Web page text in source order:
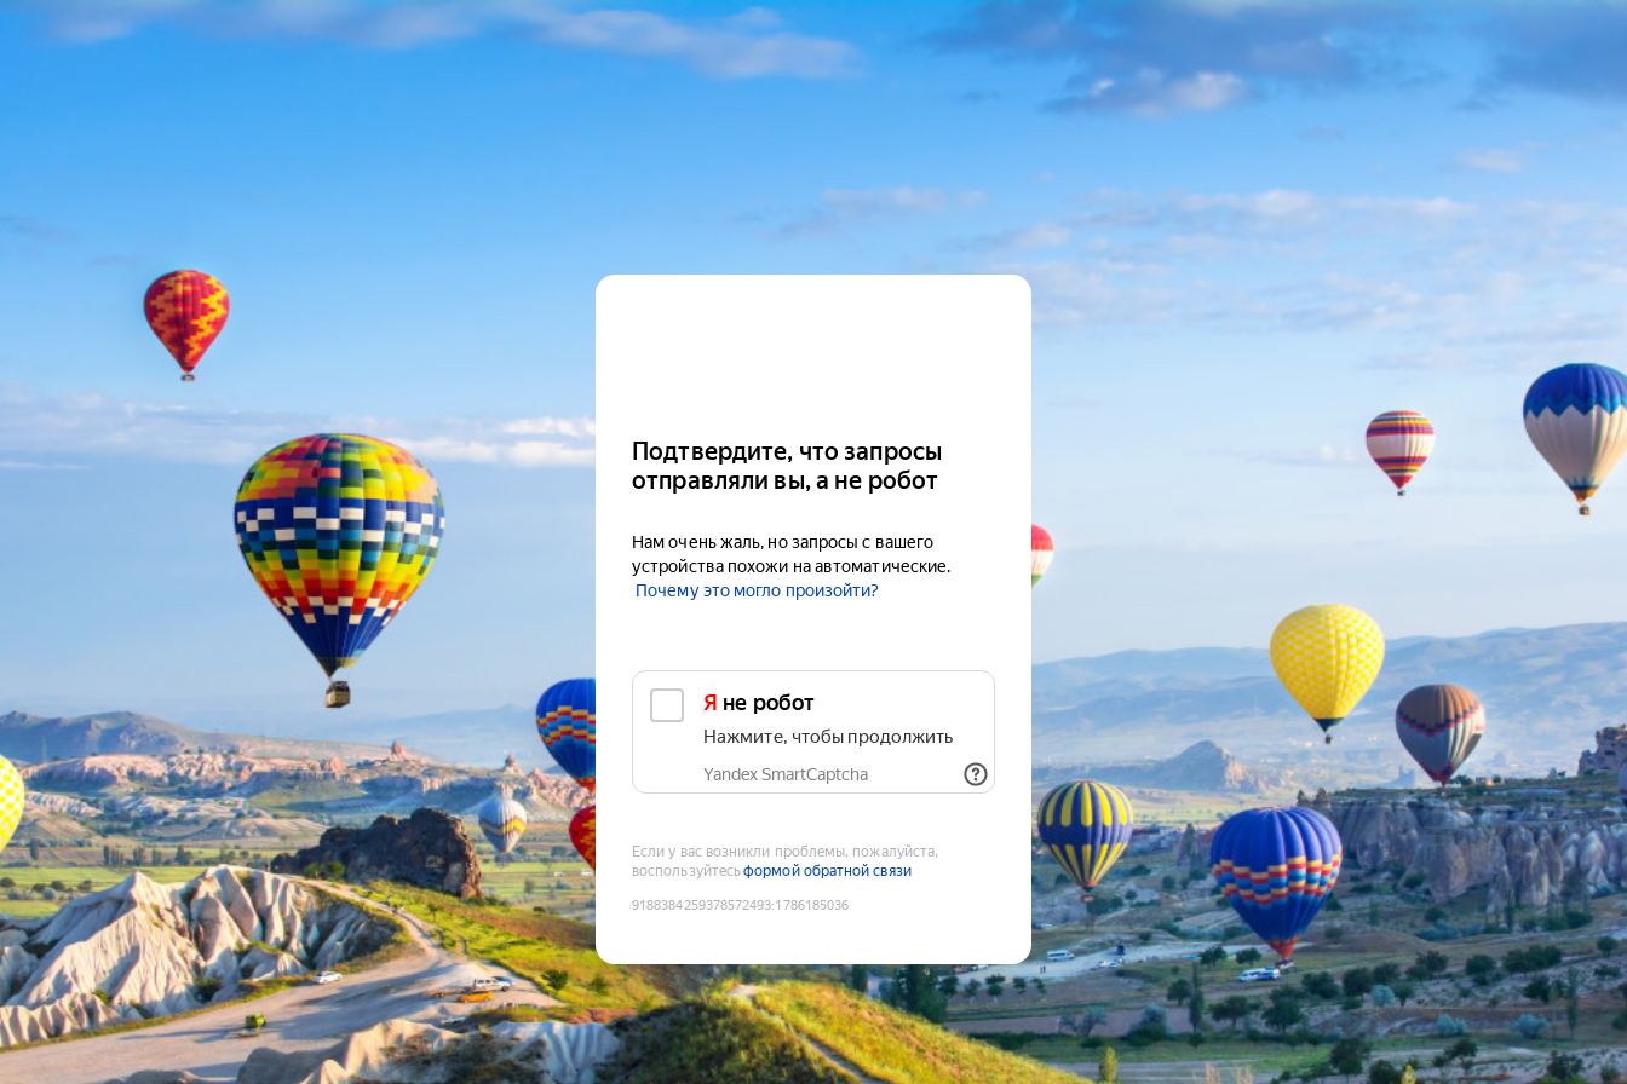
Подтвердите, что запросы
отправляли вы, а не робот
Нам очень жаль, но запросы с вашего
устройства похожи на автоматические.
Почему это могло произойти?
Я не робот
Нажмите, чтобы продолжить
Yandex SmartCaptcha
Если у вас возникли проблемы, пожалуйста,
воспользуйтесьформой обратной связи
9188384259378572493:1786185036